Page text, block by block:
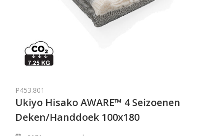
P453.801
Ukiyo Hisako AWARE™ 4 Seizoenen
Deken/Handdoek 100x180